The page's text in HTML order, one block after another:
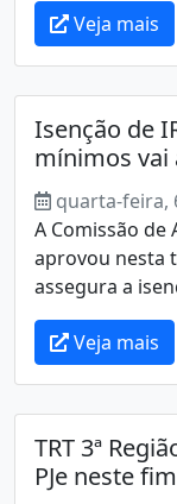
Veja mais
Isenção de
mínimos vai
quarta-feira,
A Comissão de
aprovou nesta
assegura a
Veja mais
TRT 3ª
PJe neste